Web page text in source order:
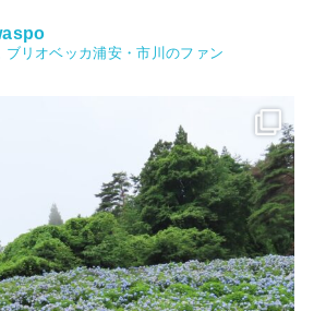
ブリオベッカ浦安・市川のファン